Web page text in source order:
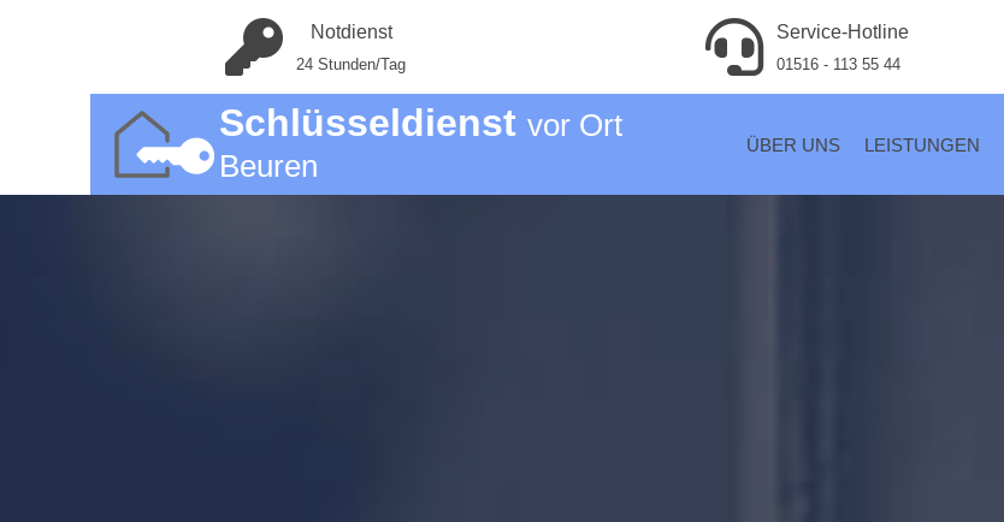
Notdienst
24 Stunden/Tag
Service-Hotline
01516 - 113 55 44
Schlüsseldienst vor Ort
Beuren
ÜBER UNS LEISTUNGEN